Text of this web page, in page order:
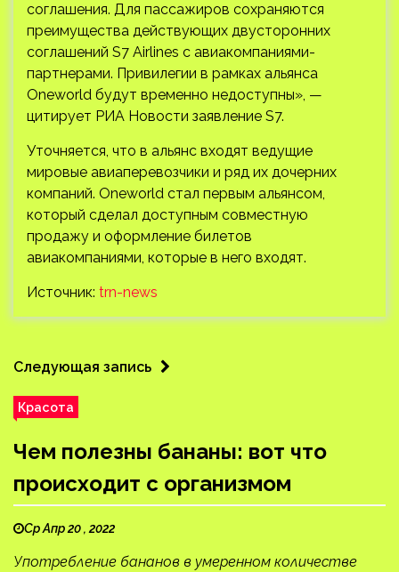
соглашения. Для пассажиров сохраняются
преимущества действующих двусторонних
соглашений S7 Airlines с авиакомпаниями-
партнерами. Привилегии в рамках альянса
Oneworld будут временно недоступны», —
цитирует РИА Новости заявление S7.
Уточняется, что в альянс входят ведущие
мировые авиаперевозчики и ряд их дочерних
компаний. Oneworld стал первым альянсом,
который сделал доступным совместную
продажу и оформление билетов
авиакомпаниями, которые в него входят.
Источник: trn-news
Следующая запись
Красота
Чем полезны бананы: вот что
происходит с организмом
Ср Апр 20 , 2022
Употребление бананов в умеренном количестве